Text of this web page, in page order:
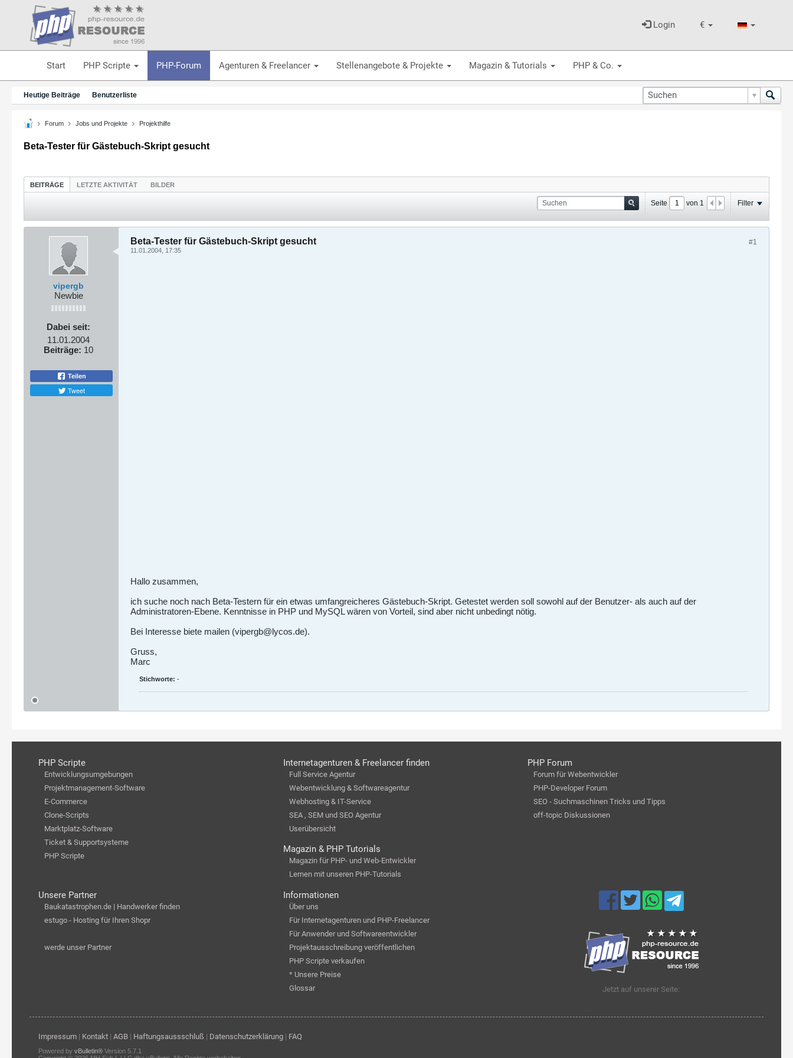
€
Login
Start PHP Scripte PHP-Forum Agenturen & Freelancer Stellenangebote & Projekte Magazin & Tutorials PHP & Co.
Heutige Beiträge Benutzerliste
Forum Jobs und Projekte Projekthilfe
Beta-Tester für Gästebuch-Skript gesucht
BEITRÄGE LETZTE AKTIVITÄT BILDER
Seite von 1 Filter
vipergb
Newbie
Dabei seit:
11.01.2004
Beiträge: 10
Teilen
Tweet
#1
Beta-Tester für Gästebuch-Skript gesucht
11.01.2004, 17:35
Hallo zusammen,
ich suche noch nach Beta-Testern für ein etwas umfangreicheres Gästebuch-Skript. Getestet werden soll sowohl auf der Benutzer- als auch auf der
Administratoren-Ebene. Kenntnisse in PHP und MySQL wären von Vorteil, sind aber nicht unbedingt nötig.
Bei Interesse biete mailen (vipergb@lycos.de).
Gruss,
Marc
Stichworte: -
PHP Scripte
Entwicklungsumgebungen
Projektmanagement-Software
E-Commerce
Clone-Scripts
Marktplatz-Software
Ticket & Supportsysteme
PHP Scripte
Internetagenturen & Freelancer finden
Full Service Agentur
Webentwicklung & Softwareagentur
Webhosting & IT-Service
SEA , SEM und SEO Agentur
Userübersicht
Magazin & PHP Tutorials
Magazin für PHP- und Web-Entwickler
Lernen mit unseren PHP-Tutorials
PHP Forum
Forum für Webentwickler
PHP-Developer Forum
SEO - Suchmaschinen Tricks und Tipps
off-topic Diskussionen
Unsere Partner
Baukatastrophen.de | Handwerker finden
estugo - Hosting für Ihren Shopr
werde unser Partner
Informationen
Über uns
Für Internetagenturen und PHP-Freelancer
Für Anwender und Softwareentwickler
Projektausschreibung veröffentlichen
PHP Scripte verkaufen
* Unsere Preise
Glossar
Jetzt auf unserer Seite:
Impressum| Kontakt| AGB| Haftungsaussschluß | Datenschutzerklärung| FAQ
Powered by vBulletin®Version 5.7.1